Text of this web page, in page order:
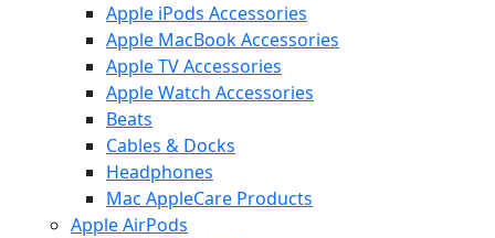
Apple iPods Accessories
Apple MacBook Accessories
Apple TV Accessories
Apple Watch Accessories
Beats
Cables & Docks
Headphones
Mac AppleCare Products
Apple AirPods